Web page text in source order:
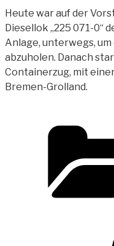
Heute war auf der
Diesellok „225 071-0“
Anlage, unterwegs,
abzuholen. Danach
Containerzug, mit
Bremen-Grolland.